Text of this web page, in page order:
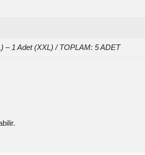
– 1 Adet (XXL) / TOPLAM: 5 ADET